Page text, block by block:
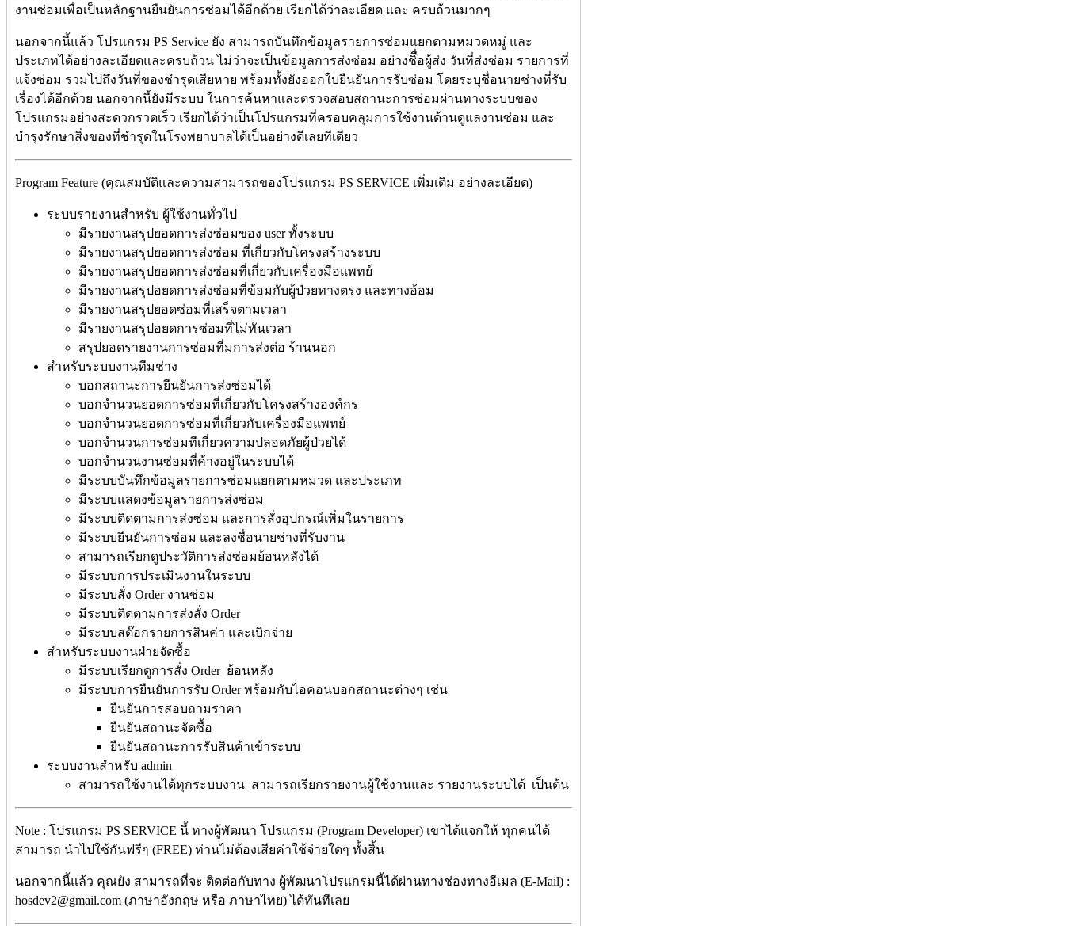
งานซ่อมเพื่อเป็นหลักฐานยืนยันการซ่อมได้อีกด้วย เรียกได้ว่าละเอียด และ ครบถ้วนมากๆ
นอกจากนี้แล้ว โปรแกรม PS Service ยัง สามารถบันทึกข้อมูลรายการซ่อมแยกตามหมวดหมู่ และ
ประเภทได้อย่างละเอียดและครบถ้วน ไม่ว่าจะเป็นข้อมูลการส่งซ่อม อย่างชิื่อผู้ส่ง วันที่ส่งซ่อม รายการที่
แจ้งซ่อม รวมไปถึงวันที่ของชำรุดเสียหาย พร้อมทั้งยังออกใบยืนยันการรับซ่อม โดยระบุชื่อนายช่างที่รับ
เรื่องได้อีกด้วย นอกจากนี้ยังมีระบบ ในการค้นหาและตรวจสอบสถานะการซ่อมผ่านทางระบบของ
โปรแกรมอย่างสะดวกรวดเร็ว เรียกได้ว่าเป็นโปรแกรมที่ครอบคลุมการใช้งานด้านดูแลงานซ่อม และ
บำรุงรักษาสิ่งของที่ชำรุดในโรงพยาบาลได้เป็นอย่างดีเลยทีเดียว
Program Feature (คุณสมบัติและความสามารถของโปรแกรม PS SERVICE เพิ่มเติม อย่างละเอียด)
ระบบรายงานสำหรับ ผู้ใช้งานทั่วไป
มีรายงานสรุปยอดการส่งซ่อมของ user ทั้งระบบ
มีรายงานสรุปยอดการส่งซ่อม ที่เกี่ยวกับโครงสร้างระบบ
มีรายงานสรุปยอดการส่งซ่อมที่เกี่ยวกับเครื่องมือแพทย์
มีรายงานสรุปอยดการส่งซ่อมที่ข้อมกับผู้ป่วยทางตรง และทางอ้อม
มีรายงานสรุปยอดซ่อมที่เสร็จตามเวลา
มีรายงานสรุปอยดการซ่อมที่ไม่ทันเวลา
สรุปยอดรายงานการซ่อมที่มการส่งต่อ ร้านนอก
สำหรับระบบงานทีมช่าง
บอกสถานะการยีนยันการส่งซ่อมได้
บอกจำนวนยอดการซ่อมที่เกี่ยวกับโครงสร้างองค์กร
บอกจำนวนยอดการซ่อมที่เกี่ยวกับเครื่องมือแพทย์
บอกจำนวนการซ่อมทีเกี่ยวความปลอดภัยผู้ป่วยได้
บอกจำนวนงานซ่อมที่ค้างอยู่ในระบบได้
มีระบบบันทึกข้อมูลรายการซ่อมแยกตามหมวด และประเภท
มีระบบแสดงข้อมูลรายการส่งซ่อม
มีระบบติดตามการส่งซ่อม และการสั่งอุปกรณ์เพิ่มในรายการ
มีระบบยีนยันการซ่อม และลงชื่อนายช่างที่รับงาน
สามารถเรียกดูประวัติการส่งซ่อมย้อนหลังได้
มีระบบการประเมินงานในระบบ
มีระบบสั่ง Order งานซ่อม
มีระบบติดตามการส่งสั่ง Order
มีระบบสต๊อกรายการสินค่า และเบิกจ่าย
สำหรับระบบงานฝ่ายจัดซื้อ
มีระบบเรียกดูการสั่ง Order ย้อนหลัง
มีระบบการยืนยันการรับ Order พร้อมกับไอคอนบอกสถานะต่างๆ เช่น
ยืนยันการสอบถามราคา
ยืนยันสถานะจัดซื้อ
ยืนยันสถานะการรับสินค้าเข้าระบบ
ระบบงานสำหรับ admin
สามารถใช้งานได้ทุกระบบงาน สามารถเรียกรายงานผู้ใช้งานและ รายงานระบบได้ เป็นต้น
Note : โปรแกรม PS SERVICE นี้ ทางผู้พัฒนา โปรแกรม (Program Developer) เขาได้แจกให้ ทุกคนได้
สามารถ นำไปใช้กันฟรีๆ (FREE) ท่านไม่ต้องเสียค่าใช้จ่ายใดๆ ทั้งสิ้น
นอกจากนี้แล้ว คุณยัง สามารถที่จะ ติดต่อกับทาง ผู้พัฒนาโปรแกรมนี้ได้ผ่านทางช่องทางอีเมล (E-Mail) :
hosdev2@gmail.com (ภาษาอังกฤษ หรือ ภาษาไทย) ได้ทันทีเลย